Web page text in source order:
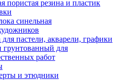
пористая резина и пластик
синельная
для пастели, акварели, графики
грунтованный для
работ
и этюдники